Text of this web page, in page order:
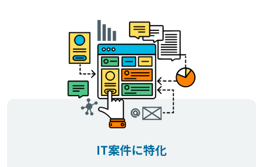
IT案件に特化